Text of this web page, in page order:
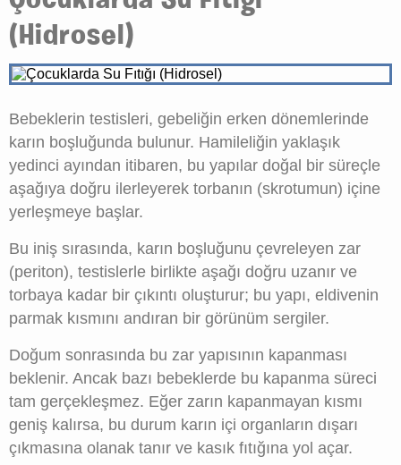
(Hidrosel)
Bebeklerin testisleri, gebeliğin erken dönemlerinde
karın boşluğunda bulunur. Hamileliğin yaklaşık
yedinci ayından itibaren, bu yapılar doğal bir süreçle
aşağıya doğru ilerleyerek torbanın (skrotumun) içine
yerleşmeye başlar.
Bu iniş sırasında, karın boşluğunu çevreleyen zar
(periton), testislerle birlikte aşağı doğru uzanır ve
torbaya kadar bir çıkıntı oluşturur; bu yapı, eldivenin
parmak kısmını andıran bir görünüm sergiler.
Doğum sonrasında bu zar yapısının kapanması
beklenir. Ancak bazı bebeklerde bu kapanma süreci
tam gerçekleşmez. Eğer zarın kapanmayan kısmı
geniş kalırsa, bu durum karın içi organların dışarı
çıkmasına olanak tanır ve kasık fıtığına yol açar.